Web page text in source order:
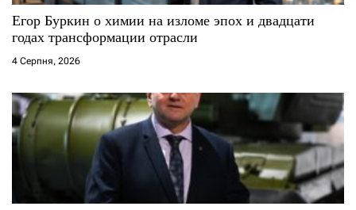
Егор Буркин о химии на изломе эпох и двадцати
годах трансформации отрасли
4 Серпня, 2026